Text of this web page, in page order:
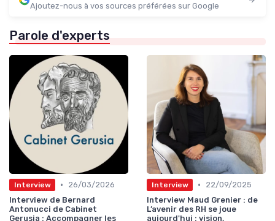
Ajoutez-nous à vos sources préférées sur Google
Parole d'experts
Interview •
26/03/2026
Interview de Bernard
Antonucci de Cabinet
Gerusia : Accompagner les
Interview •
22/09/2025
Interview Maud Grenier : de
L’avenir des RH se joue
aujourd'hui : vision,